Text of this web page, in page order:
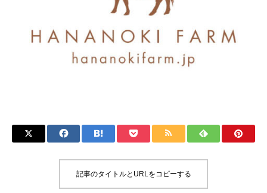
記事のタイトルとURLをコピーする